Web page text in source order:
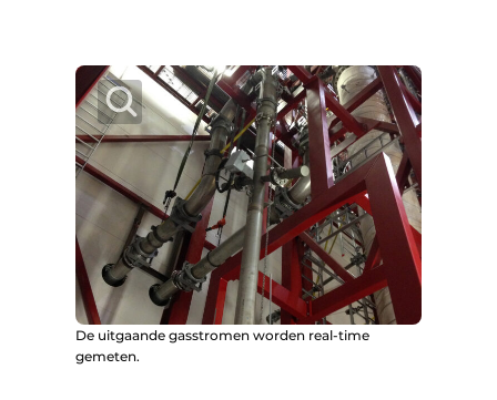
De uitgaande gasstromen worden real-time
gemeten.